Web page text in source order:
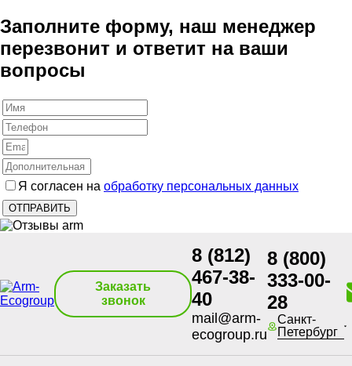
Заполните форму, наш менеджер
перезвонит и ответит на ваши
вопросы
Я согласен на обработку персональных данных
Заказать
звонок
8 (812)
467-38-
40
mail@arm-
ecogroup.ru
8 (800)
333-00-
28
Санкт-
Петербург